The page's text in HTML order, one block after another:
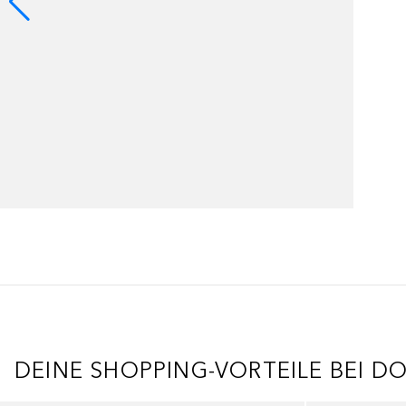
DEINE SHOPPING-VORTEILE BEI